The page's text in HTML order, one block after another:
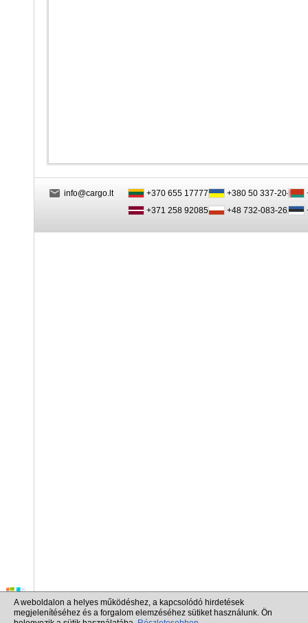
info@cargo.lt
+370 655 17777
+371 258 92085
+380 50 337-20-47
+48 732-083-262
A weboldalon a helyes működéshez, a kapcsolódó hirdetések
megjelenítéséhez és a forgalom elemzéséhez sütiket használunk. Ön